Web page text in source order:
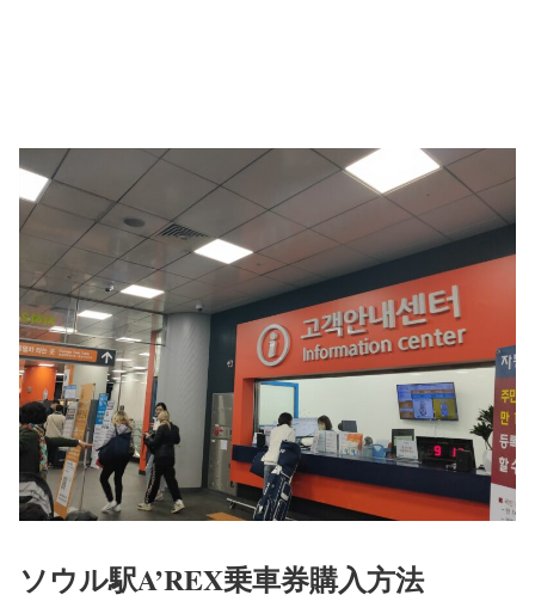
ソウル駅A’REX乗車券購入方法